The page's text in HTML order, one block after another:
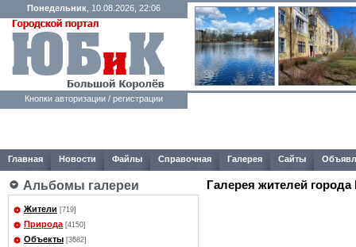
Понедельник , 10.08.2026, 22:06
Кнопки авторизации / регистрации
Главная Новости Файлы Справочная Галерея Сайты
Альбомы галереи
Жители [719]
Природа [4150]
Объекты [3682]
Галерея жителей города